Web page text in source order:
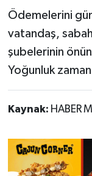
Ödemelerini
vatandaş,
şubelerinin
Yoğunluk
Kaynak: HABER